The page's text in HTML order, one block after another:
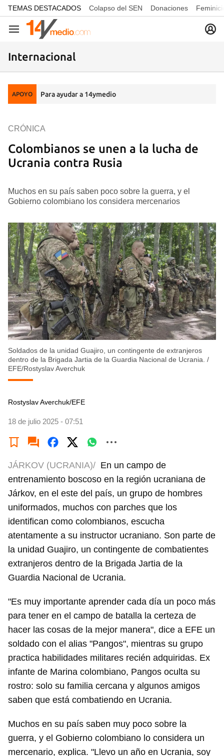
common.go-to-content
TEMAS DESTACADOS Colapso del SEN Donaciones
Navegación
Internacional
APOYO Para ayudar a 14ymedio
Colombianos se unen a la lucha de
Ucrania contra Rusia
CRÓNICA
Muchos en su país saben poco sobre la guerra, y el
Gobierno colombiano los considera mercenarios
Soldados de la unidad Guajiro, un contingente de extranjeros
dentro de la Brigada Jartia de la Guardia Nacional de Ucrania. /
EFE/Rostyslav Averchuk
Rostyslav Averchuk/EFE
18 de julio 2025 - 07:51
JÁRKOV (UCRANIA)/ En un campo de
entrenamiento boscoso en la región ucraniana de
Járkov, en el este del país, un grupo de hombres
uniformados, muchos con parches que los
identifican como colombianos, escucha
atentamente a su instructor ucraniano. Son parte de
la unidad Guajiro, un contingente de combatientes
extranjeros dentro de la Brigada Jartia de la
Guardia Nacional de Ucrania.
"Es muy importante aprender cada día un poco más
para tener en el campo de batalla la certeza de
hacer las cosas de la mejor manera", dice a EFE un
soldado con el alias "Pangos", mientras su grupo
practica habilidades militares recién adquiridas. Ex
infante de Marina colombiano, Pangos oculta su
rostro: solo su familia cercana y algunos amigos
saben que está combatiendo en Ucrania.
Muchos en su país saben muy poco sobre la
guerra, y el Gobierno colombiano lo considera un
mercenario, explica. "Llevo un año en Ucrania, soy